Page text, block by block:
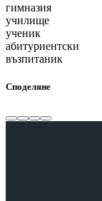
гимназия
училище
ученик
абитуриентски
възпитаник
Споделяне